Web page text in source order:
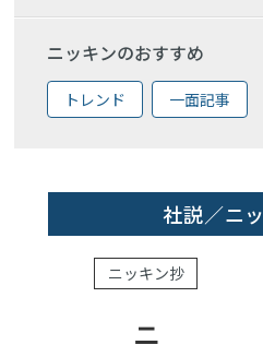
ニッキンのおすすめ
トレンド 一面記事
社説／ニ
ニッキン抄